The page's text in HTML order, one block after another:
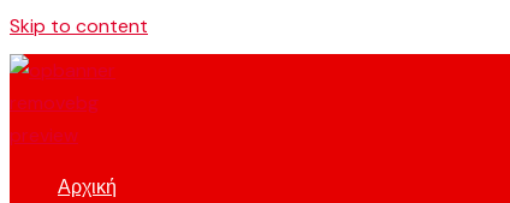
Skip to content
Αρχική